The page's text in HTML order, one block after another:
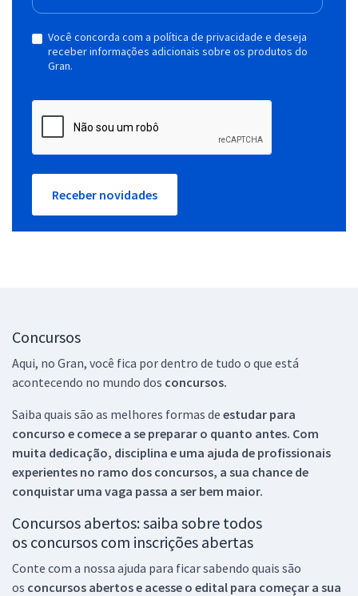
Você concorda com a política de privacidade e deseja
receber informações adicionais sobre os produtos do
Gran.
Receber novidades
Concursos
Aqui, no Gran, você fica por dentro de tudo o que está
acontecendo no mundo dos concursos.
Saiba quais são as melhores formas de estudar para
concurso e comece a se preparar o quanto antes. Com
muita dedicação, disciplina e uma ajuda de profissionais
experientes no ramo dos concursos, a sua chance de
conquistar uma vaga passa a ser bem maior.
Concursos abertos: saiba sobre todos
os concursos com inscrições abertas
Conte com a nossa ajuda para ficar sabendo quais são
os concursos abertos e acesse o edital para começar a sua